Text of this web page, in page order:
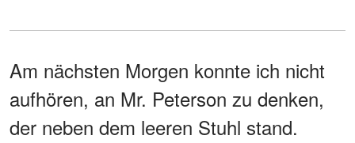
Am nächsten Morgen konnte ich nicht
aufhören, an Mr. Peterson zu denken,
der neben dem leeren Stuhl stand.